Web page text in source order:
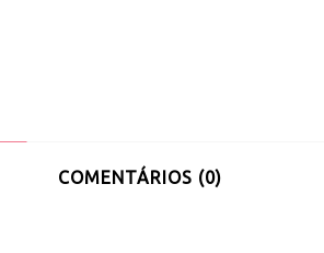
COMENTÁRIOS (0)